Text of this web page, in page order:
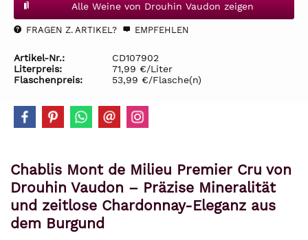
Alle Weine von Drouhin Vaudon zeigen
FRAGEN Z. ARTIKEL? EMPFEHLEN
Artikel-Nr.:
CD107902
Literpreis:
71,99 €/Liter
Flaschenpreis:
53,99 €/Flasche(n)
Chablis Mont de Milieu Premier Cru von
Drouhin Vaudon – Präzise Mineralität
und zeitlose Chardonnay-Eleganz aus
dem Burgund